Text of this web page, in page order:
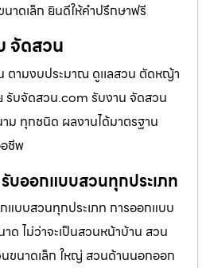
าดเล็ก ยินดีให้คำปรึกษาฟรี
จัดสวน
ตามงบประมาณ ดูเเลสวน ตัดหญ้า
รับจัดสวน.com รับงาน จัดสวน
ทุกชนิด ผลงานได้มาตรฐาน
ชีพ
บออกแบบสวนทุกประเภท
บบสวนทุกประเภท การออกแบบ
ด ไม่ว่าจะเป็นสวนหน้าบ้าน สวน
ขนาดเล็ก ใหญ่ สวนด้านนอกออก